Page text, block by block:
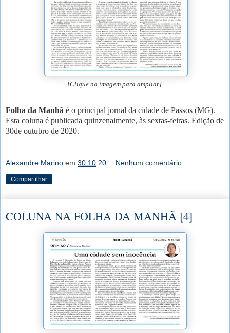
[Clique na imagem para ampliar]
Folha da Manhã é o principal jornal da cidade de Passos (MG).
Esta coluna é publicada quinzenalmente, às sextas-feiras. Edição de
30de outubro de 2020.
Alexandre Marino em 30.10.20 Nenhum comentário:
Compartilhar
COLUNA NA FOLHA DA MANHÃ [4]